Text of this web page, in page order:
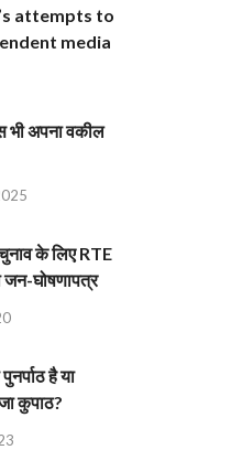
attempts to
media
भी अपना वकील
चुनाव के लिए RTE
जन-घोषणापत्र
है या
कुपाठ?